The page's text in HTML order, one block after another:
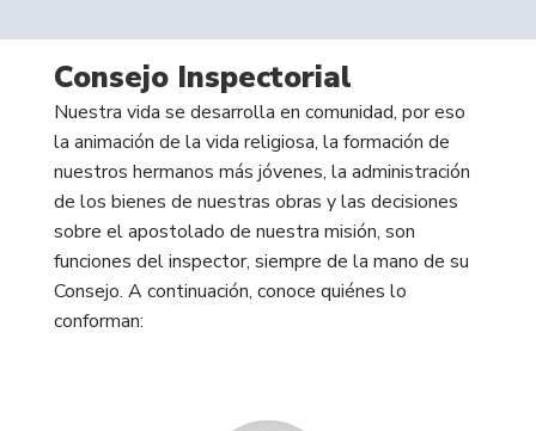
Consejo Inspectorial
Nuestra vida se desarrolla en comunidad, por eso
la animación de la vida religiosa, la formación de
nuestros hermanos más jóvenes, la administración
de los bienes de nuestras obras y las decisiones
sobre el apostolado de nuestra misión, son
funciones del inspector, siempre de la mano de su
Consejo. A continuación, conoce quiénes lo
conforman: